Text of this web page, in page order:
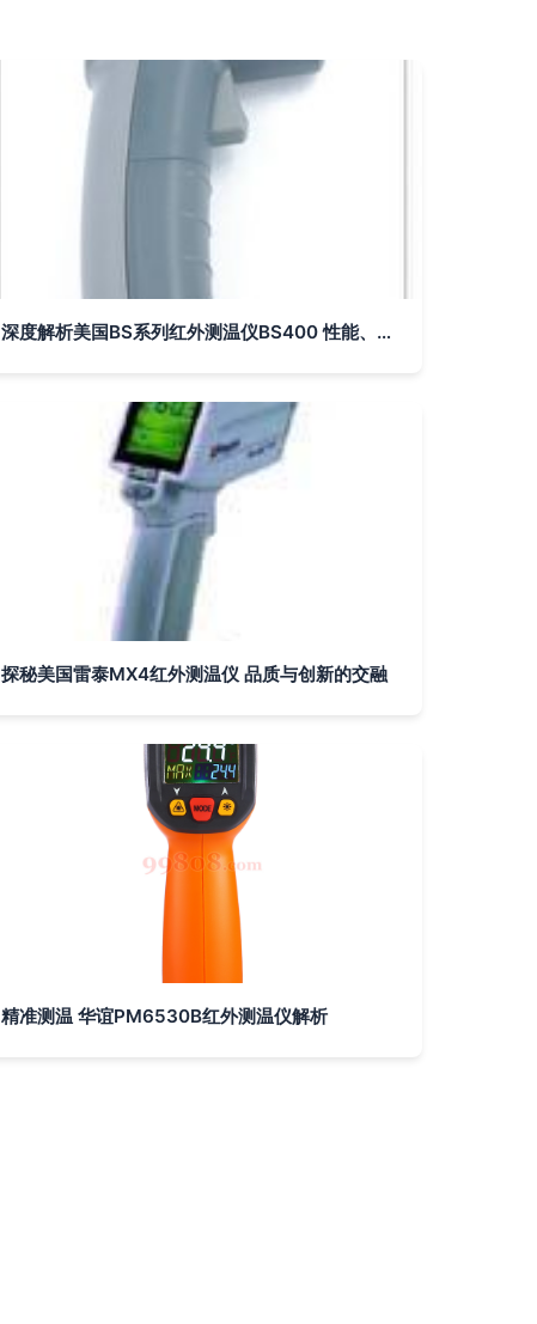
深度解析美国BS系列红外测温仪BS400 性能、特点与应用
探秘美国雷泰MX4红外测温仪 品质与创新的交融
精准测温 华谊PM6530B红外测温仪解析